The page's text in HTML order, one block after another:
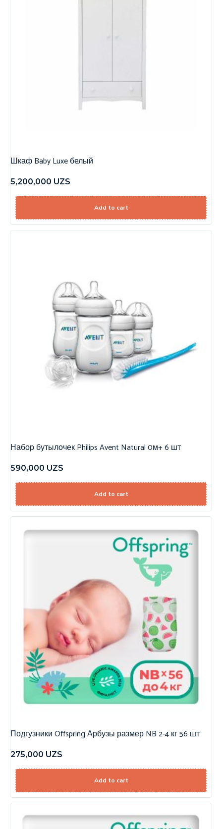
Шкаф Baby Luxe белый
5,200,000 UZS
Add to cart
Набор бутылочек Philips Avent Natural 0м+ 6 шт
590,000 UZS
Add to cart
Подгузники Offspring Арбузы размер NB 2-4 кг 56 шт
275,000 UZS
Add to cart